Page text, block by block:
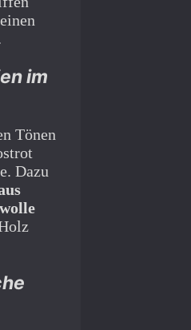
im
Tönen
Dazu